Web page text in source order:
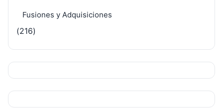
Fusiones y Adquisiciones
(216)